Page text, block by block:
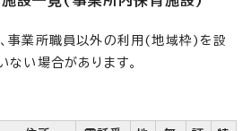
事業所職員以外の利用(地域枠)を設
ない場合があります。